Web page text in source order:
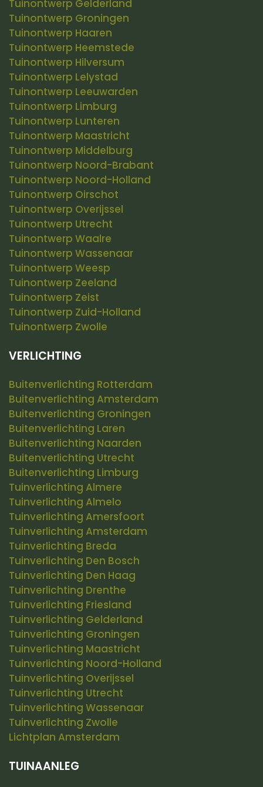
Tuinontwerp Gelderland
Tuinontwerp Groningen
Tuinontwerp Haaren
Tuinontwerp Heemstede
Tuinontwerp Hilversum
Tuinontwerp Lelystad
Tuinontwerp Leeuwarden
Tuinontwerp Limburg
Tuinontwerp Lunteren
Tuinontwerp Maastricht
Tuinontwerp Middelburg
Tuinontwerp Noord-Brabant
Tuinontwerp Noord-Holland
Tuinontwerp Oirschot
Tuinontwerp Overijssel
Tuinontwerp Utrecht
Tuinontwerp Waalre
Tuinontwerp Wassenaar
Tuinontwerp Weesp
Tuinontwerp Zeeland
Tuinontwerp Zeist
Tuinontwerp Zuid-Holland
Tuinontwerp Zwolle
VERLICHTING
Buitenverlichting Rotterdam
Buitenverlichting Amsterdam
Buitenverlichting Groningen
Buitenverlichting Laren
Buitenverlichting Naarden
Buitenverlichting Utrecht
Buitenverlichting Limburg
Tuinverlichting Almere
Tuinverlichting Almelo
Tuinverlichting Amersfoort
Tuinverlichting Amsterdam
Tuinverlichting Breda
Tuinverlichting Den Bosch
Tuinverlichting Den Haag
Tuinverlichting Drenthe
Tuinverlichting Friesland
Tuinverlichting Gelderland
Tuinverlichting Groningen
Tuinverlichting Maastricht
Tuinverlichting Noord-Holland
Tuinverlichting Overijssel
Tuinverlichting Utrecht
Tuinverlichting Wassenaar
Tuinverlichting Zwolle
Lichtplan Amsterdam
TUINAANLEG